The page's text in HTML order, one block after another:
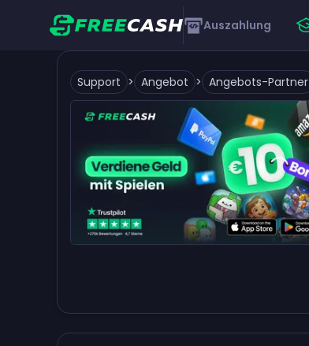
Auszahlung
Support > Angebot > Angebots-Partner